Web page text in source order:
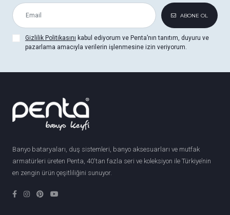
ABONE OL
Gizlilik Politikasını kabul ediyorum ve Penta’nın tanıtım, duyuru ve
pazarlama amacıyla verilerin işlenmesine izin veriyorum.
Banyo bataryaları, duş sistemleri, banyo aksesuarları ve mutfak
armatürleri üreten Penta, 40'tan fazla seri ve koleksiyon ile Türkiye’nin
en zengin ürün çeşitliliğini sunuyor.